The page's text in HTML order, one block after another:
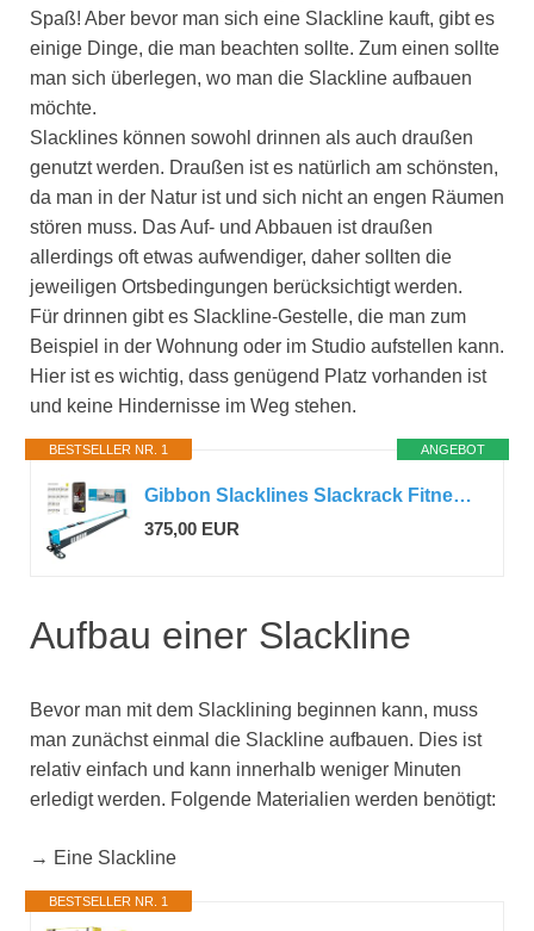
Spaß! Aber bevor man sich eine Slackline kauft, gibt es
einige Dinge, die man beachten sollte. Zum einen sollte
man sich überlegen, wo man die Slackline aufbauen
möchte.
Slacklines können sowohl drinnen als auch draußen
genutzt werden. Draußen ist es natürlich am schönsten,
da man in der Natur ist und sich nicht an engen Räumen
stören muss. Das Auf- und Abbauen ist draußen
allerdings oft etwas aufwendiger, daher sollten die
jeweiligen Ortsbedingungen berücksichtigt werden.
Für drinnen gibt es Slackline-Gestelle, die man zum
Beispiel in der Wohnung oder im Studio aufstellen kann.
Hier ist es wichtig, dass genügend Platz vorhanden ist
und keine Hindernisse im Weg stehen.
ANGEBOT
BESTSELLER NR. 1
Gibbon Slacklines Slackrack Fitness Edition, grau/blau, Aufbaulängen: 2 oder 3 Meter, mit 2 Handgriffen, Stretchband und Übungsposter, Höhe: 30 cm, Breite: 2 Inch 5 cm
375,00 EUR
Aufbau einer Slackline
Bevor man mit dem Slacklining beginnen kann, muss
man zunächst einmal die Slackline aufbauen. Dies ist
relativ einfach und kann innerhalb weniger Minuten
erledigt werden. Folgende Materialien werden benötigt:
→ Eine Slackline
BESTSELLER NR. 1